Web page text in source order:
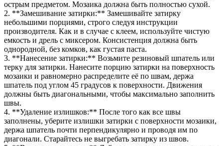
острым предметом. Мозаика должна быть полностью сухой.
2. **Замешивание затирки:** Замешивайте затирку
небольшими порциями, строго следуя инструкции
производителя. Как и в случае с клеем, используйте чистую
емкость и дрель с миксером. Консистенция должна быть
однородной, без комков, как густая паста.
3. **Нанесение затирки:** Возьмите резиновый шпатель или
терку для затирки. Нанесите порцию затирки на поверхность
мозаики и равномерно распределите её по швам, держа
шпатель под углом 45 градусов к поверхности. Движения
должны быть диагональными, чтобы максимально заполнить
швы.
4. **Удаление излишков:** После того как все швы
заполнены, уберите излишки затирки с поверхности мозаики,
держа шпатель почти перпендикулярно и проводя им по
диагонали. Старайтесь не выгребать затирку из швов.